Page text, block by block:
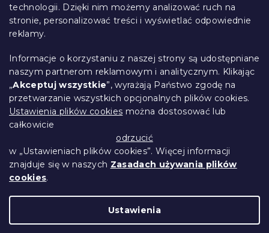
technologii. Dzięki nim możemy analizować ruch na
stronie, personalizować treści i wyświetlać odpowiednie
reklamy.
Informacje o korzystaniu z naszej strony są udostępniane
naszym partnerom reklamowym i analitycznym. Klikając
„Akceptuj wszystkie”, wyrażają Państwo zgodę na
przetwarzanie wszystkich opcjonalnych plików cookies.
Ustawienia plików cookies można dostosować lub
całkowicie
odrzucić
w „Ustawieniach plików cookies”. Więcej informacji
znajduje się w naszych Zasadach używania plików
cookies.
Ustawienia
Śledzenie zamówienia
Opcje dostawy
Metody płatności
Reklamacje i zwroty towarów
Kontakt
Regulamin
Ochrona danych osobowych
Kodeks etyczny
Dla partnerów
Copyright 2026Przytulne Mieszkanie.